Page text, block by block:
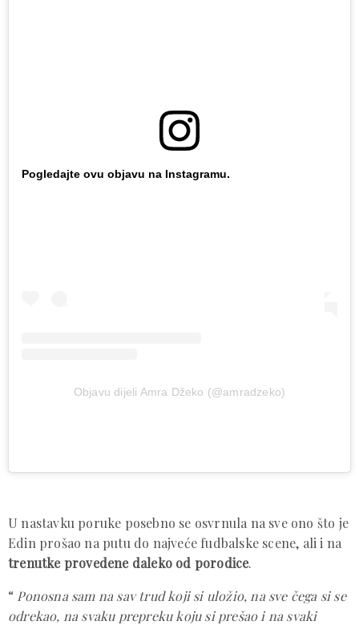
Pogledajte ovu objavu na Instagramu.
Objavu dijeli Amra Džeko (@amradzeko)
U nastavku poruke posebno se osvrnula na sve ono što je
Edin prošao na putu do najveće fudbalske scene, ali i na
trenutke provedene daleko od porodice.
“ Ponosna sam na sav trud koji si uložio, na sve čega si se
odrekao, na svaku prepreku koju si prešao i na svaki